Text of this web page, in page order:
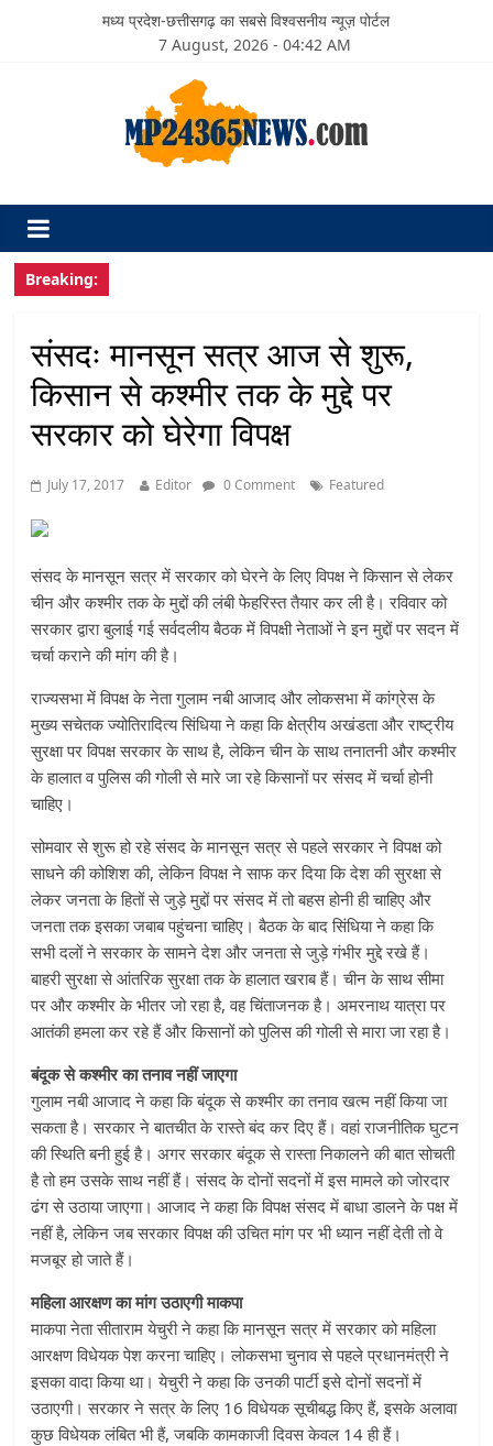
मध्य प्रदेश-छत्तीसगढ़ का सबसे विश्वसनीय न्यूज़ पोर्टल
7 August, 2026 - 04:42 AM
Breaking:
संसदः मानसून सत्र आज से शुरू,
किसान से कश्मीर तक के मुद्दे पर
सरकार को घेरेगा विपक्ष
July 17, 2017 Editor 0 Comment Featured
संसद के मानसून सत्र में सरकार को घेरने के लिए विपक्ष ने किसान से लेकर
चीन और कश्मीर तक के मुद्दों की लंबी फेहरिस्त तैयार कर ली है। रविवार को
सरकार द्वारा बुलाई गई सर्वदलीय बैठक में विपक्षी नेताओं ने इन मुद्दों पर सदन में
चर्चा कराने की मांग की है।
राज्यसभा में विपक्ष के नेता गुलाम नबी आजाद और लोकसभा में कांग्रेस के
मुख्य सचेतक ज्योतिरादित्य सिंधिया ने कहा कि क्षेत्रीय अखंडता और राष्ट्रीय
सुरक्षा पर विपक्ष सरकार के साथ है, लेकिन चीन के साथ तनातनी और कश्मीर
के हालात व पुलिस की गोली से मारे जा रहे किसानों पर संसद में चर्चा होनी
चाहिए।
सोमवार से शुरू हो रहे संसद के मानसून सत्र से पहले सरकार ने विपक्ष को
साधने की कोशिश की, लेकिन विपक्ष ने साफ कर दिया कि देश की सुरक्षा से
लेकर जनता के हितों से जुड़े मुद्दों पर संसद में तो बहस होनी ही चाहिए और
जनता तक इसका जबाब पहुंचना चाहिए। बैठक के बाद सिंधिया ने कहा कि
सभी दलों ने सरकार के सामने देश और जनता से जुड़े गंभीर मुद्दे रखे हैं।
बाहरी सुरक्षा से आंतरिक सुरक्षा तक के हालात खराब हैं। चीन के साथ सीमा
पर और कश्मीर के भीतर जो रहा है, वह चिंताजनक है। अमरनाथ यात्रा पर
आतंकी हमला कर रहे हैं और किसानों को पुलिस की गोली से मारा जा रहा है।
बंदूक से कश्मीर का तनाव नहीं जाएगा
गुलाम नबी आजाद ने कहा कि बंदूक से कश्मीर का तनाव खत्म नहीं किया जा
सकता है। सरकार ने बातचीत के रास्ते बंद कर दिए हैं। वहां राजनीतिक घुटन
की स्थिति बनी हुई है। अगर सरकार बंदूक से रास्ता निकालने की बात सोचती
है तो हम उसके साथ नहीं हैं। संसद के दोनों सदनों में इस मामले को जोरदार
ढंग से उठाया जाएगा। आजाद ने कहा कि विपक्ष संसद में बाधा डालने के पक्ष में
नहीं है, लेकिन जब सरकार विपक्ष की उचित मांग पर भी ध्यान नहीं देती तो वे
मजबूर हो जाते हैं।
महिला आरक्षण का मांग उठाएगी माकपा
माकपा नेता सीताराम येचुरी ने कहा कि मानसून सत्र में सरकार को महिला
आरक्षण विधेयक पेश करना चाहिए। लोकसभा चुनाव से पहले प्रधानमंत्री ने
इसका वादा किया था। येचुरी ने कहा कि उनकी पार्टी इसे दोनों सदनों में
उठाएगी। सरकार ने सत्र के लिए 16 विधेयक सूचीबद्ध किए हैं, इसके अलावा
कुछ विधेयक लंबित भी हैं, जबकि कामकाजी दिवस केवल 14 ही हैं।